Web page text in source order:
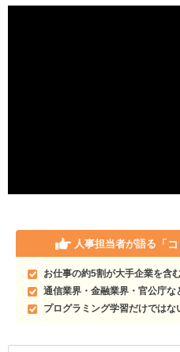
人事担当者が語る 「
お仕事の約5割が大手企業を含
通信業界・金融業界・官公庁な
プログラミング学習だけではな